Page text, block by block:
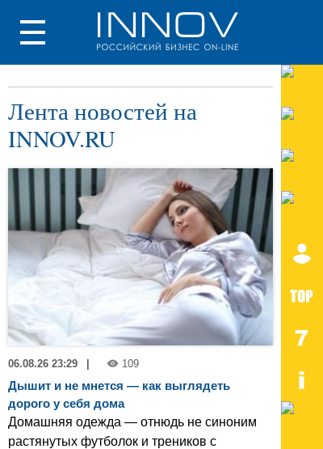
Лента новостей на
INNOV.RU
06.08.26 23:29 109
Дышит и не мнется — как выглядеть
дорого у себя дома
Домашняя одежда — отнюдь не синоним
растянутых футболок и треников с